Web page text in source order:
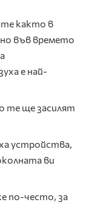
както в
във времето
е най-
те ще засилят
устройства,
ви
по-често, за